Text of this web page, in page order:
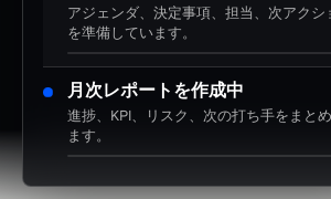
進捗、KPI、リスク、次の打ち手をまとめ
ます。
今日中処理のタスクを抽出
期限が近い案件を通常業務から切り出し
ます。